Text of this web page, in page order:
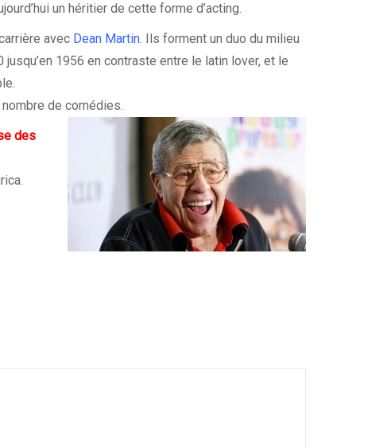
un héritier de cette forme d’acting.
avec Dean Martin. Ils forment un duo du milieu
jusqu’en 1956 en contraste entre le latin lover, et le
de comédies.
des